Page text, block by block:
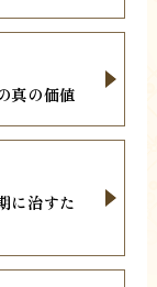
真の価値
に治すた